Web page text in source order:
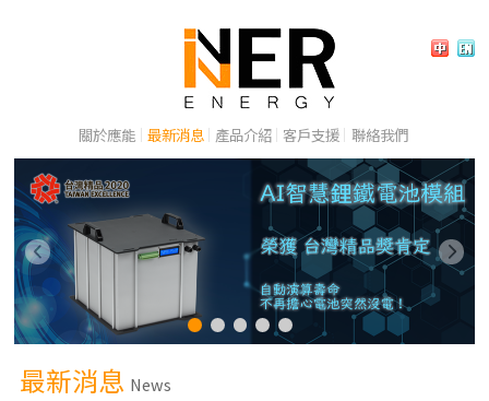
關於應能 最新消息 產品介紹 客戶支援 聯絡我們
最新消息 News